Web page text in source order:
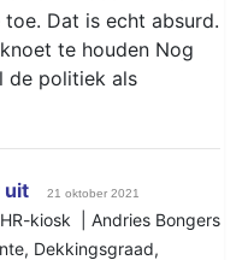
Dat is echt absurd.
te houden Nog
de politiek als
uit 21 oktober 2021
kiosk | Andries Bongers
, Dekkingsgraad,